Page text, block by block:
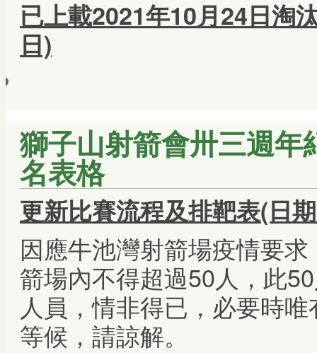
已上載2021年10月24日淘
日)
獅子山射箭會卅三週
名表格
更新比賽流程及排靶表(日
因應牛池灣射箭場疫情要
箭場內不得超過50人，此
人員，情非得已，必要時
等候，請諒解。